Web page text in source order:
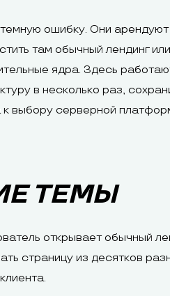
ошибку. Они
там обычный лендинг
ядра. Здесь
в несколько раз,
к выбору серверной
ТЕМЫ
открывает обычный
страницу из десятков